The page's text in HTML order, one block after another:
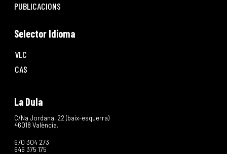
PUBLICACIONS
Selector Idioma
VLC
CAS
La Dula
C/Na Jordana, 22 (baix-esquerra)
46018 València.
670 304 273
646 375 175